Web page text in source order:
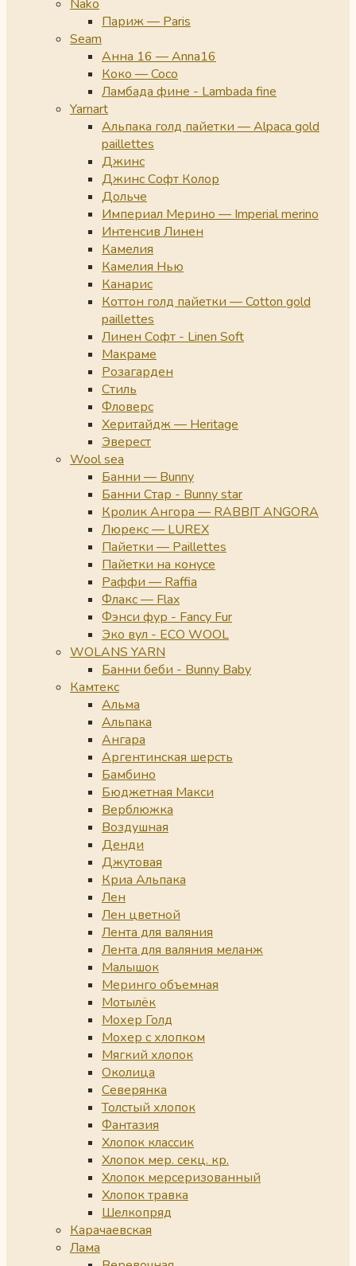
Nako
Париж — Paris
Seam
Анна 16 — Anna16
Коко — Coco
Ламбада фине - Lambada fine
Yarnart
Альпака голд пайетки — Alpaca gold
paillettes
Джинс
Джинс Софт Колор
Дольче
Империал Мерино — Imperial merino
Интенсив Линен
Камелия
Камелия Нью
Канарис
Коттон голд пайетки — Cotton gold
paillettes
Линен Софт - Linen Soft
Макраме
Розагарден
Стиль
Фловерс
Херитайдж — Heritage
Эверест
Wool sea
Банни — Bunny
Банни Стар - Bunny star
Кролик Ангора — RABBIT ANGORA
Люрекс — LUREX
Пайетки — Paillettes
Пайетки на конусе
Раффи — Raffia
Флакс — Flax
Фэнси фур - Fancy Fur
Эко вул - ECO WOOL
WOLANS YARN
Банни беби - Bunny Baby
Камтекс
Альма
Альпака
Ангара
Аргентинская шерсть
Бамбино
Бюджетная Макси
Верблюжка
Воздушная
Денди
Джутовая
Криа Альпака
Лен
Лен цветной
Лента для валяния
Лента для валяния меланж
Малышок
Меринго объемная
Мотылёк
Мохер Голд
Мохер с хлопком
Мягкий хлопок
Околица
Северянка
Толстый хлопок
Фантазия
Хлопок классик
Хлопок мер. секц. кр.
Хлопок мерсеризованный
Хлопок травка
Шелкопряд
Карачаевская
Лама